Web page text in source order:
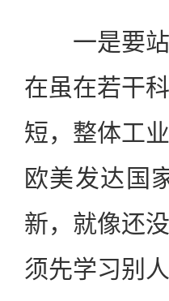
一是要站
在虽在若干
短，整体工
欧美发达国
新，就像还
须先学习别